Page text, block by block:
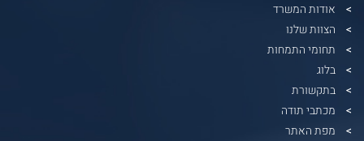
אודות המשרד
הצוות שלנו
תחומי התמחות
בלוג
בתקשורת
מכתבי תודה
מפת האתר